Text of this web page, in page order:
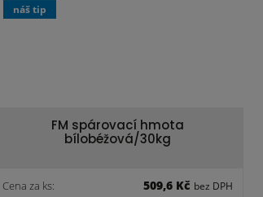
FM spárovací hmota
bílobéžová/30kg
Cena za ks: 509,6 Kč bez DPH
náš tip